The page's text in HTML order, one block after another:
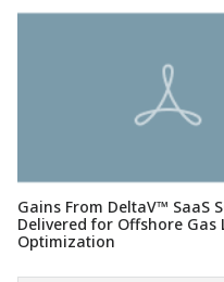
Gains From DeltaV™ SaaS
Delivered for Offshore Gas
Optimization